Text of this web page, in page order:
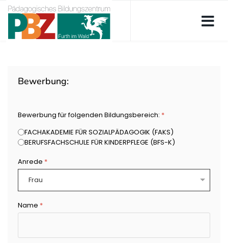
Bewerbung:
Bewerbung für folgenden Bildungsbereich: *
FACHAKADEMIE FÜR SOZIALPÄDAGOGIK (FAKS)
BERUFSFACHSCHULE FÜR KINDERPFLEGE (BFS-K)
Anrede *
Name *